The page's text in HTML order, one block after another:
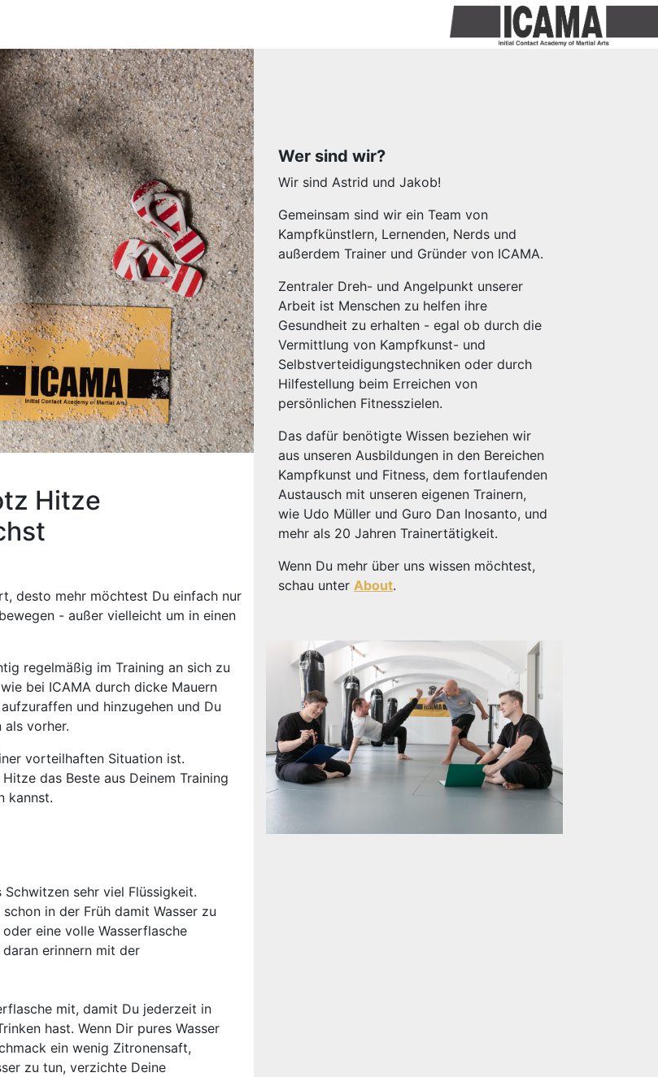
Hitze
desto mehr möchtest Du einfach nur
- außer vielleicht um in einen
regelmäßig im Training an sich zu
bei ICAMA durch dicke Mauern
und hinzugehen und Du
vorher.
vorteilhaften Situation ist.
das Beste aus Deinem Training
kannst.
sehr viel Flüssigkeit.
in der Früh damit Wasser zu
eine volle Wasserflasche
erinnern mit der
mit, damit Du jederzeit in
hast. Wenn Dir pures Wasser
ein wenig Zitronensaft,
zu tun, verzichte Deine
Wer sind wir?
Wir sind Astrid und Jakob!
Gemeinsam sind wir ein Team von
Kampfkünstlern, Lernenden, Nerds und
außerdem Trainer und Gründer von ICAMA.
Zentraler Dreh- und Angelpunkt unserer
Arbeit ist Menschen zu helfen ihre
Gesundheit zu erhalten - egal ob durch die
Vermittlung von Kampfkunst- und
Selbstverteidigungstechniken oder durch
Hilfestellung beim Erreichen von
persönlichen Fitnesszielen.
Das dafür benötigte Wissen beziehen wir
aus unseren Ausbildungen in den Bereichen
Kampfkunst und Fitness, dem fortlaufenden
Austausch mit unseren eigenen Trainern,
wie Udo Müller und Guro Dan Inosanto, und
mehr als 20 Jahren Trainertätigkeit.
Wenn Du mehr über uns wissen möchtest,
schau unter About.